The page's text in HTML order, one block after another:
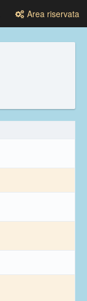
Area riservata